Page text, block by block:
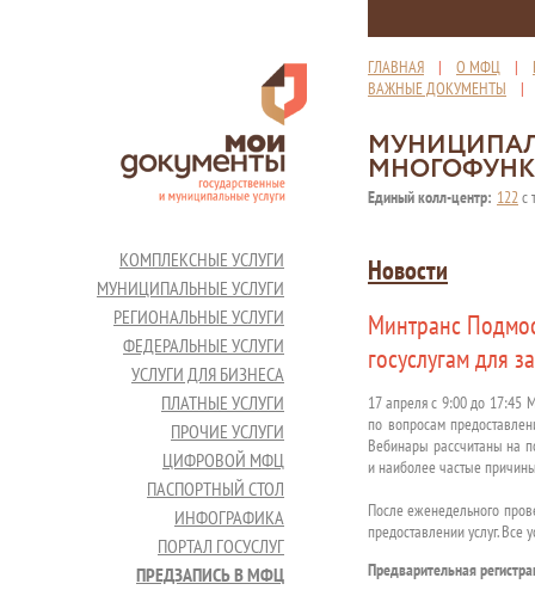
ГЛАВНАЯ | О МФЦ |
ВАЖНЫЕ ДОКУМЕНТЫ
Единый колл-центр: 122с
КОМПЛЕКСНЫЕ УСЛУГИ
МУНИЦИПАЛЬНЫЕ УСЛУГИ
РЕГИОНАЛЬНЫЕ УСЛУГИ
ФЕДЕРАЛЬНЫЕ УСЛУГИ
УСЛУГИ ДЛЯ БИЗНЕСА
ПЛАТНЫЕ УСЛУГИ
ПРОЧИЕ УСЛУГИ
ЦИФРОВОЙ МФЦ
ПАСПОРТНЫЙ СТОЛ
ИНФОГРАФИКА
ПОРТАЛ ГОСУСЛУГ
ПРЕДЗАПИСЬ В МФЦ
Новости
Минтранс
госуслугам для
17 апреля с 9:00 до 17:45
по вопросам
Вебинары рассчитаны на
и наиболее частые
После еженедельного
предоставлении услуг. Все
Предварительная